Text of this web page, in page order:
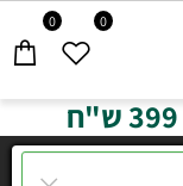
0 0